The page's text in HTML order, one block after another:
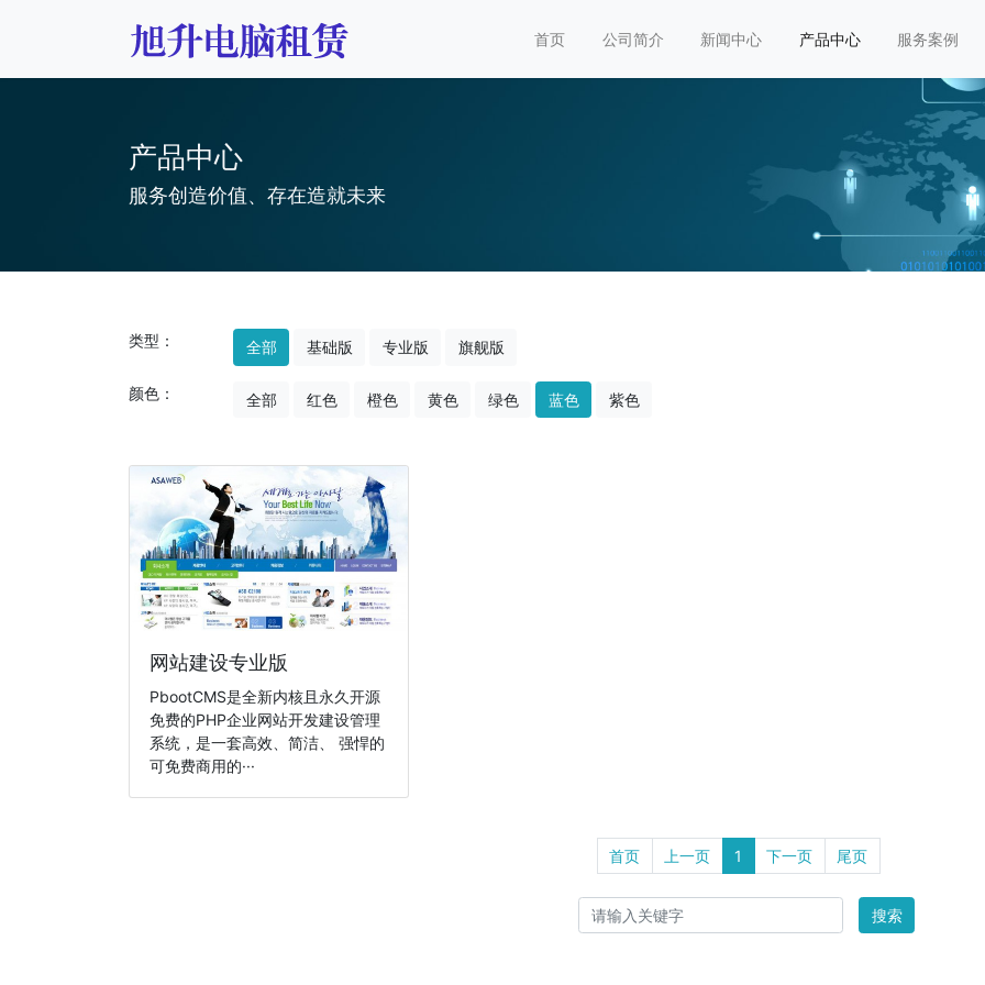
首页 公司简介 新闻中心 产品中心 服务案例
产品中心
服务创造价值、存在造就未来
类型： 全部 基础版 专业版 旗舰版
颜色： 全部 红色 橙色 黄色 绿色 蓝色 紫色
网站建设专业版
PbootCMS是全新内核且永久开源
免费的PHP企业网站开发建设管理
系统，是一套高效、简洁、 强悍的
可免费商用的···
首页 上一页 1 下一页 尾页
搜索